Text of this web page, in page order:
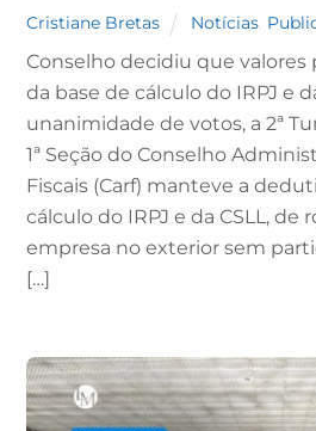
Cristiane Bretas Notícias,
Conselho decidiu que
da base de cálculo do IRPJ e
unanimidade de votos, a 2ª
1ª Seção do Conselho
Fiscais (Carf) manteve a
cálculo do IRPJ e da CSLL, de
empresa no exterior sem
[…]